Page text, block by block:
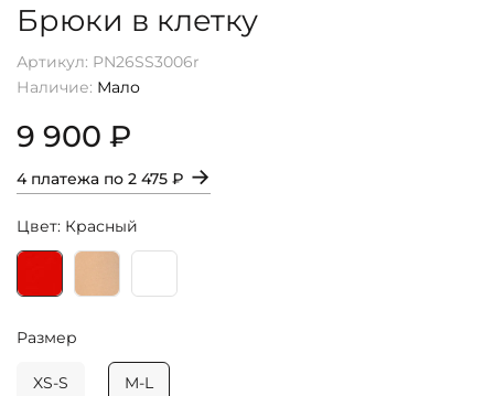
Брюки в клетку
Артикул: PN26SS3006r
Наличие: Мало
9 900 ₽
4 платежа по 2 475 ₽ →
Размер
XS-S M-L
Цвет: Красный